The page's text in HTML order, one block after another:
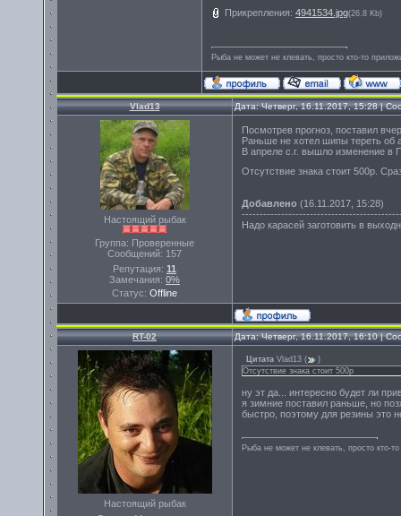
Прикрепления: 4941534.jpg(26.8 Kb)
Рыба не может не клевать, просто кто-то
Vlad13 Дата: Четверг, 16.11.2017, 15:28 |
Настоящий рыбак
Группа: Проверенные
Сообщений: 157
Репутация: 11
Замечания: 0%
Статус: Offline
Посмотрев прогноз, поставил
Раньше не хотел шипы тереть об
В апреле с.г. вышло изменение
Отсутствие знака стоит 500р.
Добавлено (16.11.2017, 15:28)
Надо карасей заготовить в
RT-02 Дата: Четверг, 16.11.2017, 16:10 |
Настоящий рыбак
Цитата Vlad13 (
)
Отсутствие знака стоит 500р
ну эт да... интересно будет ли
я зимние поставил раньше, но
быстро, поэтому для резины это
Рыба не может не клевать, просто кто-